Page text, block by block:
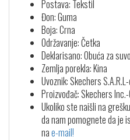
Postava: Tekstil
Đon: Guma
Boja: Crna
Održavanje: Četka
Deklarisano: Obuća za
Zemlja porekla: Kina
Uvoznik: Skechers
Proizvođač: Skechers
Ukoliko ste naišli na
da nam pomognete da je
nae-mail!